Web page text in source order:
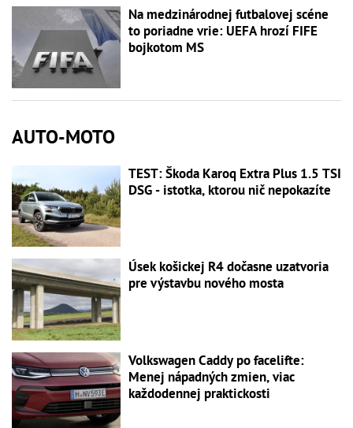
Na medzinárodnej futbalovej scéne
to poriadne vrie: UEFA hrozí FIFE
bojkotom MS
AUTO-MOTO
TEST: Škoda Karoq Extra Plus 1.5 TSI
DSG - istotka, ktorou nič nepokazíte
Úsek košickej R4 dočasne uzatvoria
pre výstavbu nového mosta
Volkswagen Caddy po facelifte:
Menej nápadných zmien, viac
každodennej praktickosti